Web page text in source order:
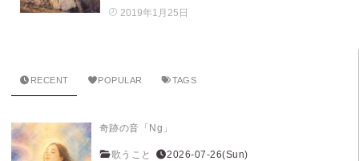
2019年1月25日
RECENT POPULAR TAGS
奇跡の音「Ng」
歌うこと 2026-07-26(Sun)